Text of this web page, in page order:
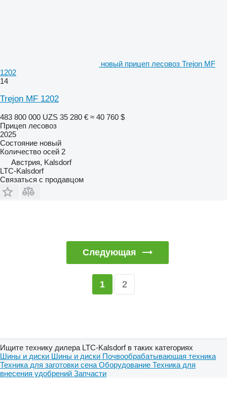
новый прицеп лесовоз Trejon MF
1202
14
Trejon MF 1202
483 800 000 UZS 35 280 € ≈ 40 760 $
Прицеп лесовоз
2025
Состояние новый
Количество осей 2
Австрия, Kalsdorf
LTC-Kalsdorf
Связаться с продавцом
Следующая
1 2
Ищите технику дилера LTC-Kalsdorf в таких категориях
Шины и диски Шины и диски Почвообрабатывающая техника
Техника для заготовки сена Оборудование Техника для
внесения удобрений Запчасти